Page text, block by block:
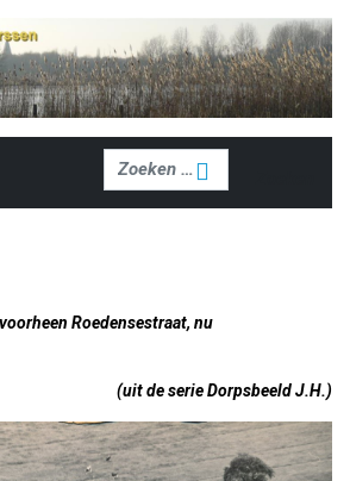
Zoeken
Roedensestraat, nu
(uit de serie Dorpsbeeld J.H.)